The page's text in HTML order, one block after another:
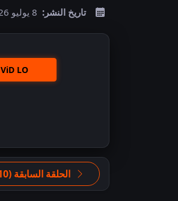
تاريخ النشر: 8 يوليو 2026
ViD LO
الحلقة السابقة (610)